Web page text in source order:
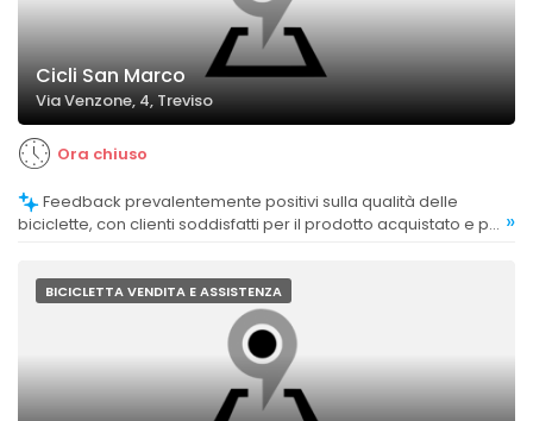
Cicli San Marco
Via Venzone, 4, Treviso
Ora chiuso
biciclette, con clienti soddisfatti per il prodotto acquistato e per »
BICICLETTA VENDITA E ASSISTENZA